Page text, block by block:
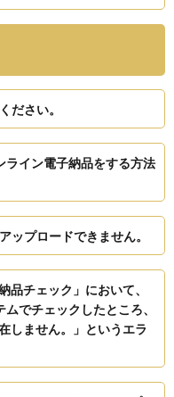
ださい。
イン電子納品をする方法
ップロードできません。
品チェック」において、
でチェックしたところ、
しません。」というエラ